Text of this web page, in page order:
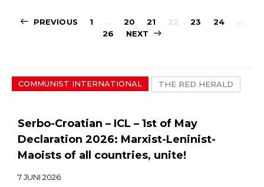
PREVIOUS 1 … 20 21 22 23 24
…
26
NEXT
COMMUNIST INTERNATIONAL THE RED HERALD
Serbo-Croatian – ICL – 1st of May
Declaration 2026: Marxist-Leninist-
Maoists of all countries, unite!
7 JUNI 2026